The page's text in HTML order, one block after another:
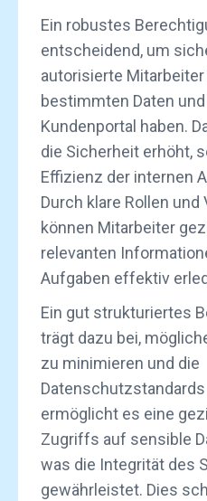
Ein robustes
entscheidend, um
autorisierte
bestimmten Daten
Kundenportal haben.
die Sicherheit erhöht,
Effizienz der internen
Durch klare Rollen
können Mitarbeiter
relevanten
Aufgaben effektiv
Ein gut strukturiertes
trägt dazu bei,
zu minimieren und die
ermöglicht es eine
Zugriffs auf sensible
was die Integrität des
gewährleistet. Dies